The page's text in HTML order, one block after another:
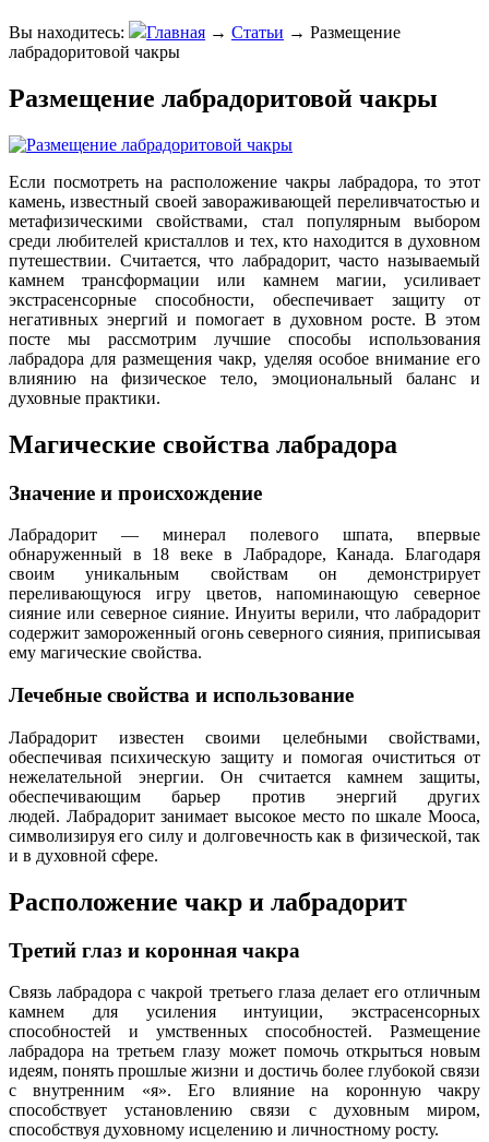
Вы находитесь: Главная → Статьи → Размещение
лабрадоритовой чакры
Размещение лабрадоритовой чакры
Если посмотреть на расположение чакры лабрадора, то этот
камень, известный своей завораживающей переливчатостью и
метафизическими свойствами, стал популярным выбором
среди любителей кристаллов и тех, кто находится в духовном
путешествии. Считается, что лабрадорит, часто называемый
камнем трансформации или камнем магии, усиливает
экстрасенсорные способности, обеспечивает защиту от
негативных энергий и помогает в духовном росте. В этом
посте мы рассмотрим лучшие способы использования
лабрадора для размещения чакр, уделяя особое внимание его
влиянию на физическое тело, эмоциональный баланс и
духовные практики.
Магические свойства лабрадора
Значение и происхождение
Лабрадорит — минерал полевого шпата, впервые
обнаруженный в 18 веке в Лабрадоре, Канада. Благодаря
своим уникальным свойствам он демонстрирует
переливающуюся игру цветов, напоминающую северное
сияние или северное сияние. Инуиты верили, что лабрадорит
содержит замороженный огонь северного сияния, приписывая
ему магические свойства.
Лечебные свойства и использование
Лабрадорит известен своими целебными свойствами,
обеспечивая психическую защиту и помогая очиститься от
нежелательной энергии. Он считается камнем защиты,
обеспечивающим барьер против энергий других
людей. Лабрадорит занимает высокое место по шкале Мооса,
символизируя его силу и долговечность как в физической, так
и в духовной сфере.
Расположение чакр и лабрадорит
Третий глаз и коронная чакра
Связь лабрадора с чакрой третьего глаза делает его отличным
камнем для усиления интуиции, экстрасенсорных
способностей и умственных способностей. Размещение
лабрадора на третьем глазу может помочь открыться новым
идеям, понять прошлые жизни и достичь более глубокой связи
с внутренним «я». Его влияние на коронную чакру
способствует установлению связи с духовным миром,
способствуя духовному исцелению и личностному росту.